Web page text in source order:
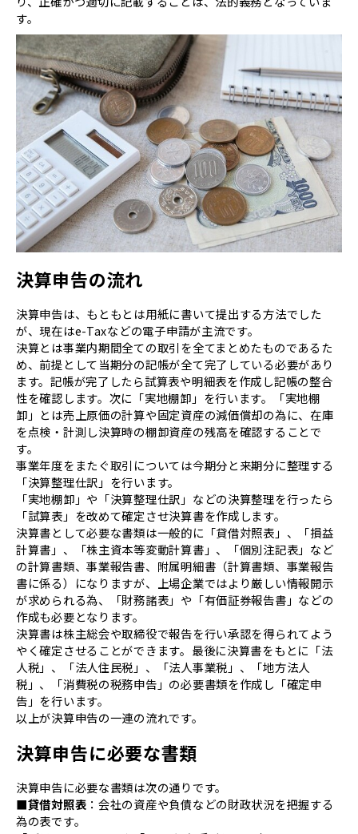
す。
決算申告の流れ
決算申告は、もともとは用紙に書いて提出する方法でした
が、現在はe-Taxなどの電子申請が主流です。
決算とは事業内期間全ての取引を全てまとめたものであるた
め、前提として当期分の記帳が全て完了している必要があり
ます。記帳が完了したら試算表や明細表を作成し記帳の整合
性を確認します。次に「実地棚卸」を行います。「実地棚
卸」とは売上原価の計算や固定資産の減価償却の為に、在庫
を点検・計測し決算時の棚卸資産の残高を確認することで
す。
事業年度をまたぐ取引については今期分と来期分に整理する
「決算整理仕訳」を行います。
「実地棚卸」や「決算整理仕訳」などの決算整理を行ったら
「試算表」を改めて確定させ決算書を作成します。
決算書として必要な書類は一般的に「貸借対照表」、「損益
計算書」、「株主資本等変動計算書」、「個別注記表」など
の計算書類、事業報告書、附属明細書（計算書類、事業報告
書に係る）になりますが、上場企業ではより厳しい情報開示
が求められる為、「財務諸表」や「有価証券報告書」などの
作成も必要となります。
決算書は株主総会や取締役で報告を行い承認を得られてよう
やく確定させることができます。最後に決算書をもとに「法
人税」、「法人住民税」、「法人事業税」、「地方法人
税」、「消費税の税務申告」の必要書類を作成し「確定申
告」を行います。
以上が決算申告の一連の流れです。
決算申告に必要な書類
決算申告に必要な書類は次の通りです。
■貸借対照表 ：会社の資産や負債などの財政状況を把握する
為の表です。